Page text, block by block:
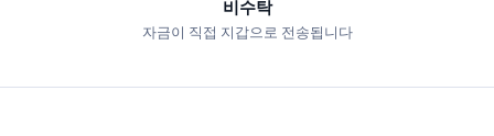
비수탁
자금이 직접 지갑으로 전송됩니다